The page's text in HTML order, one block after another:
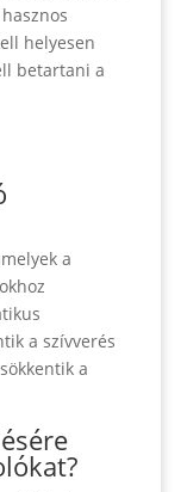
helyesen
betartani a
a
a szívverés
a